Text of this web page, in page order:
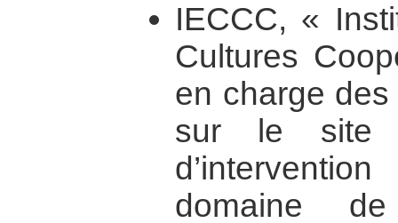
IECCC, «
Cultures
en charge
sur le site
domaine